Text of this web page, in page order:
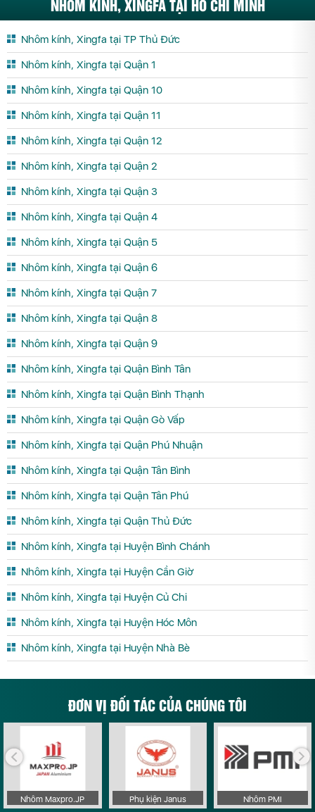
NHÔM KÍNH, XINGFA TẠI HỒ CHÍ MINH
Nhôm kính, Xingfa tại TP Thủ Đức
Nhôm kính, Xingfa tại Quận 1
Nhôm kính, Xingfa tại Quận 10
Nhôm kính, Xingfa tại Quận 11
Nhôm kính, Xingfa tại Quận 12
Nhôm kính, Xingfa tại Quận 2
Nhôm kính, Xingfa tại Quận 3
Nhôm kính, Xingfa tại Quận 4
Nhôm kính, Xingfa tại Quận 5
Nhôm kính, Xingfa tại Quận 6
Nhôm kính, Xingfa tại Quận 7
Nhôm kính, Xingfa tại Quận 8
Nhôm kính, Xingfa tại Quận 9
Nhôm kính, Xingfa tại Quận Bình Tân
Nhôm kính, Xingfa tại Quận Bình Thạnh
Nhôm kính, Xingfa tại Quận Gò Vấp
Nhôm kính, Xingfa tại Quận Phú Nhuận
Nhôm kính, Xingfa tại Quận Tân Bình
Nhôm kính, Xingfa tại Quận Tân Phú
Nhôm kính, Xingfa tại Quận Thủ Đức
Nhôm kính, Xingfa tại Huyện Bình Chánh
Nhôm kính, Xingfa tại Huyện Cần Giờ
Nhôm kính, Xingfa tại Huyện Củ Chi
Nhôm kính, Xingfa tại Huyện Hóc Môn
Nhôm kính, Xingfa tại Huyện Nhà Bè
ĐƠN VỊ ĐỐI TÁC CỦA CHÚNG TÔI
Nhôm Maxpro.JP Phụ kiện Janus Nhôm PMI